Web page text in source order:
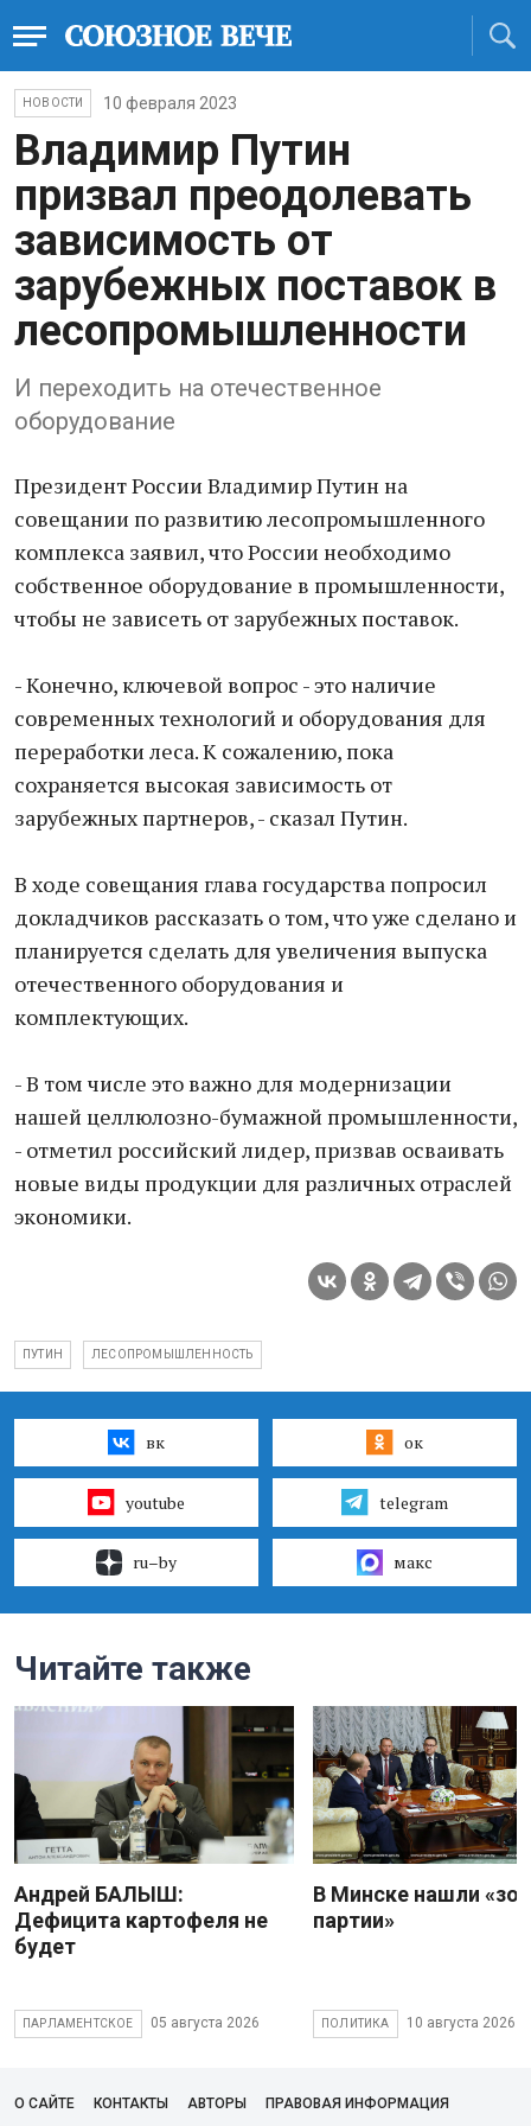
НОВОСТИ 10 февраля 2023
Владимир Путин
призвал преодолевать
зависимость от
зарубежных поставок в
лесопромышленности
И переходить на отечественное
оборудование
Президент России Владимир Путин на
совещании по развитию лесопромышленного
комплекса заявил, что России необходимо
собственное оборудование в промышленности,
чтобы не зависеть от зарубежных поставок.
- Конечно, ключевой вопрос - это наличие
современных технологий и оборудования для
переработки леса. К сожалению, пока
сохраняется высокая зависимость от
зарубежных партнеров, - сказал Путин.
В ходе совещания глава государства попросил
докладчиков рассказать о том, что уже сделано и
планируется сделать для увеличения выпуска
отечественного оборудования и
комплектующих.
- В том числе это важно для модернизации
нашей целлюлозно-бумажной промышленности,
- отметил российский лидер, призвав осваивать
новые виды продукции для различных отраслей
экономики.
ПУТИН ЛЕСОПРОМЫШЛЕННОСТЬ
вк ок
youtube telegram
ru–by макс
Читайте также
Андрей БАЛЫШ:
Дефицита картофеля не
будет
ПАРЛАМЕНТСКОЕ 05 августа 2026
В Минске нашли
партии»
ПОЛИТИКА 10 августа 2026
О САЙТЕ КОНТАКТЫ АВТОРЫ ПРАВОВАЯ ИНФОРМАЦИЯ